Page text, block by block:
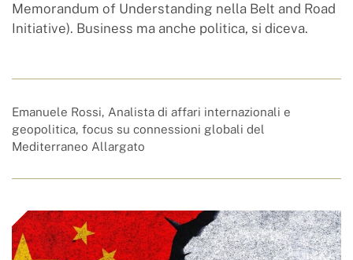
Memorandum of Understanding nella Belt and Road
Initiative). Business ma anche politica, si diceva.
Emanuele Rossi, Analista di affari internazionali e
geopolitica, focus su connessioni globali del
Mediterraneo Allargato